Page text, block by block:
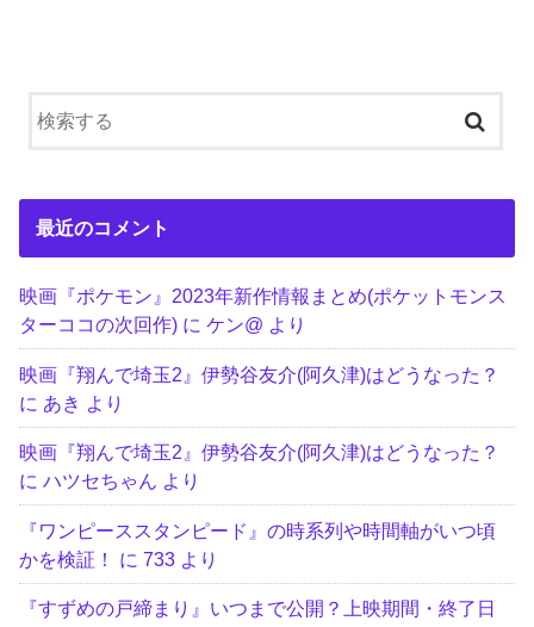
最近のコメント
映画『ポケモン』2023年新作情報まとめ(ポケットモンス
ターココの次回作) にケン@ より
映画『翔んで埼玉2』伊勢谷友介(阿久津)はどうなった？
に あき より
映画『翔んで埼玉2』伊勢谷友介(阿久津)はどうなった？
にハツセちゃん より
『ワンピーススタンピード』の時系列や時間軸がいつ頃
かを検証！
に733 より
『すずめの戸締まり』いつまで公開？上映期間・終了日